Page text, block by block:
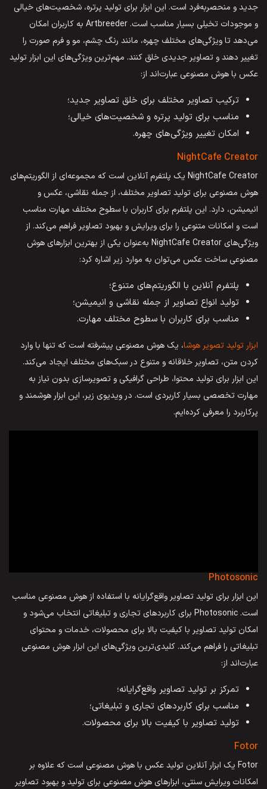
جدید و منحصربه‌فرد است. این ابزار برای تولید پرتره، شخصیت‌های خیالی
و موجودات تخیلی بسیار مناسب است. Artbreeder به کاربران امکان
می‌دهد تا ویژگی‌های مختلف چهره، مانند رنگ چشم، مو و فرم صورت را
تغییر دهند و تصاویر جدیدی خلق کنند. مهم‌ترین ویژگی‌های این ابزار تولید
عکس با هوش مصنوعی عبارت‌اند از:
ترکیب تصاویر مختلف برای خلق تصاویر جدید؛
مناسب برای تولید پرتره و شخصیت‌های خیالی؛
امکان تغییر ویژگی‌های چهره.
NightCafe Creator
NightCafe Creator یک پلتفرم آنلاین است که مجموعه‌ای از الگوریتم‌های
هوش مصنوعی برای تولید تصاویر مختلف، از جمله نقاشی، عکس و
انیمیشن، دارد. این پلتفرم برای کاربران با سطوح مختلف مهارت مناسب
است و امکانات متنوعی را برای ویرایش و بهبود تصاویر فراهم می‌کند. از
ویژگی‌های NightCafe Creator به‌عنوان یکی از بهترین ابزارهای هوش
مصنوعی ساخت عکس می‌توان به موارد زیر اشاره کرد:
پلتفرم آنلاین با الگوریتم‌های متنوع؛
تولید انواع تصاویر از جمله نقاشی و انیمیشن؛
مناسب برای کاربران با سطوح مختلف مهارت.
ابزار تولید تصویر هوشا، یک هوش مصنوعی پیشرفته است که تنها با وارد
کردن متن، تصاویر خلاقانه و متنوع در سبک‌های مختلف ایجاد می‌کند.
این ابزار برای تولید محتوا، طراحی گرافیکی و تصویرسازی بدون نیاز به
مهارت تخصصی بسیار کاربردی است. در ویدیوی زیر، این ابزار هوشمند و
پرکاربرد را معرفی کرده‌ایم.
Photosonic
این ابزار برای تولید تصاویر واقع‌گرایانه با استفاده از هوش مصنوعی مناسب
است. Photosonic برای کاربردهای تجاری و تبلیغاتی انتخاب می‌شود و
امکان تولید تصاویر با کیفیت بالا برای محصولات، خدمات و محتوای
تبلیغاتی را فراهم می‌کند. کلیدی‌ترین ویژگی‌های این ابزار هوش مصنوعی
عبارت‌اند از:
تمرکز بر تولید تصاویر واقع‌گرایانه؛
مناسب برای کاربردهای تجاری و تبلیغاتی؛
تولید تصاویر با کیفیت بالا برای محصولات.
Fotor
Fotor یک ابزار آنلاین تولید عکس با هوش مصنوعی است که علاوه بر
امکانات ویرایش سنتی، ابزارهای هوش مصنوعی برای تولید و بهبود تصاویر